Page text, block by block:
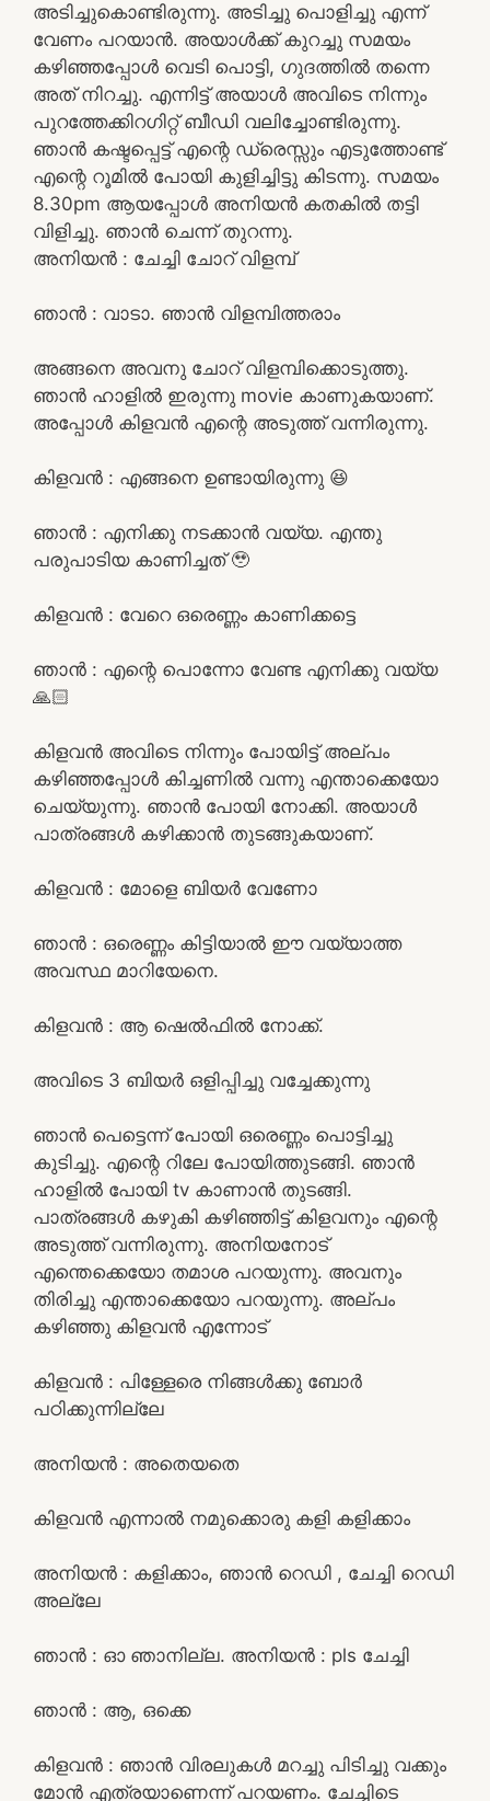
അടിച്ചുകൊണ്ടിരുന്നു. അടിച്ചു പൊളിച്ചു എന്ന്
വേണം പറയാൻ. അയാൾക്ക്‌ കുറച്ചു സമയം
കഴിഞ്ഞപ്പോൾ വെടി പൊട്ടി, ഗുദത്തിൽ തന്നെ
അത് നിറച്ചു. എന്നിട്ട് അയാൾ അവിടെ നിന്നും
പുറത്തേക്കിറഗിറ്റ് ബീഡി വലിച്ചോണ്ടിരുന്നു.
ഞാൻ കഷ്ടപ്പെട്ട് എന്റെ ഡ്രെസ്സും എടുത്തോണ്ട്
എന്റെ റൂമിൽ പോയി കുളിച്ചിട്ടു കിടന്നു. സമയം
8.30pm ആയപ്പോൾ അനിയൻ കതകിൽ തട്ടി
വിളിച്ചു. ഞാൻ ചെന്ന് തുറന്നു.
അനിയൻ : ചേച്ചി ചോറ് വിളമ്പ്
ഞാൻ : വാടാ. ഞാൻ വിളമ്പിത്തരാം
അങ്ങനെ അവനു ചോറ് വിളമ്പിക്കൊടുത്തു.
ഞാൻ ഹാളിൽ ഇരുന്നു movie കാണുകയാണ്.
അപ്പോൾ കിളവൻ എന്റെ അടുത്ത് വന്നിരുന്നു.
കിളവൻ : എങ്ങനെ ഉണ്ടായിരുന്നു 😆
ഞാൻ : എനിക്കു നടക്കാൻ വയ്യ. എന്തു
പരുപാടിയ കാണിച്ചത് 🥹
കിളവൻ : വേറെ ഒരെണ്ണം കാണിക്കട്ടെ
ഞാൻ : എന്റെ പൊന്നോ വേണ്ട എനിക്കു വയ്യ
🙏🏻
കിളവൻ അവിടെ നിന്നും പോയിട്ട് അല്പം
കഴിഞ്ഞപ്പോൾ കിച്ചണിൽ വന്നു എന്താക്കെയോ
ചെയ്യുന്നു. ഞാൻ പോയി നോക്കി. അയാൾ
പാത്രങ്ങൾ കഴിക്കാൻ തുടങ്ങുകയാണ്.
കിളവൻ : മോളെ ബിയർ വേണോ
ഞാൻ : ഒരെണ്ണം കിട്ടിയാൽ ഈ വയ്യാത്ത
അവസ്ഥ മാറിയേനെ.
കിളവൻ : ആ ഷെൽഫിൽ നോക്ക്.
അവിടെ 3 ബിയർ ഒളിപ്പിച്ചു വച്ചേക്കുന്നു
ഞാൻ പെട്ടെന്ന് പോയി ഒരെണ്ണം പൊട്ടിച്ചു
കുടിച്ചു. എന്റെ റിലേ പോയിത്തുടങ്ങി. ഞാൻ
ഹാളിൽ പോയി tv കാണാൻ തുടങ്ങി.
പാത്രങ്ങൾ കഴുകി കഴിഞ്ഞിട്ട് കിളവനും എന്റെ
അടുത്ത് വന്നിരുന്നു. അനിയനോട്
എന്തെക്കെയോ തമാശ പറയുന്നു. അവനും
തിരിച്ചു എന്താക്കെയോ പറയുന്നു. അല്പം
കഴിഞ്ഞു കിളവൻ എന്നോട്
കിളവൻ : പിള്ളേരെ നിങ്ങൾക്കു ബോർ
പഠിക്കുന്നില്ലേ
അനിയൻ : അതെയതെ
കിളവൻ എന്നാൽ നമുക്കൊരു കളി കളിക്കാം
അനിയൻ : കളിക്കാം, ഞാൻ റെഡി , ചേച്ചി റെഡി
അല്ലേ
ഞാൻ : ഓ ഞാനില്ല. അനിയൻ : pls ചേച്ചി
ഞാൻ : ആ, ഒക്കെ
കിളവൻ : ഞാൻ വിരലുകൾ മറച്ചു പിടിച്ചു വക്കും
മോൻ എത്രയാണെന്ന് പറയണം. ചേച്ചിടെ